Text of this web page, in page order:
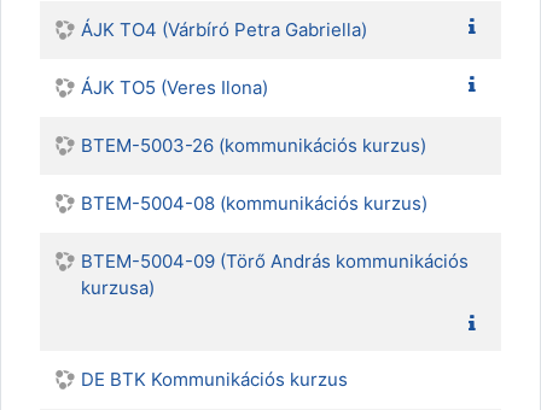
ÁJK TO4 (Várbíró Petra Gabriella)
ÁJK TO5 (Veres Ilona)
BTEM-5003-26 (kommunikációs kurzus)
BTEM-5004-08 (kommunikációs kurzus)
BTEM-5004-09 (Törő András kommunikációs
kurzusa)
DE BTK Kommunikációs kurzus